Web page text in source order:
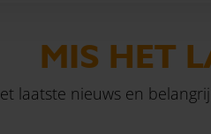
MIS HET
laatste nieuws en